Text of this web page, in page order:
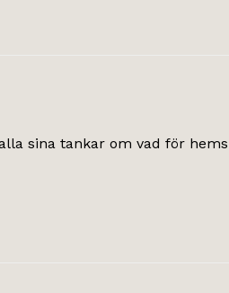
sina tankar om vad för